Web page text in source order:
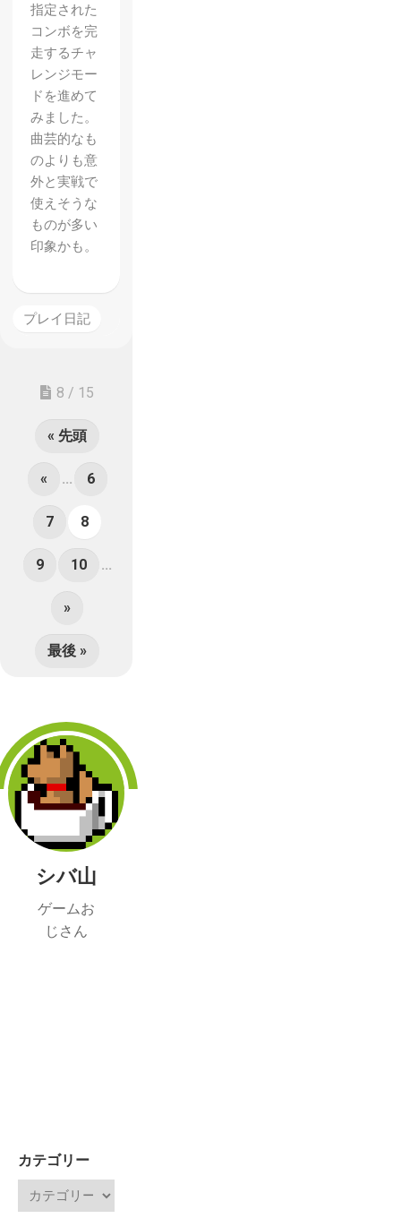
指定された
コンボを完
走するチャ
レンジモー
ドを進めて
みました。
曲芸的なも
のよりも意
外と実戦で
使えそうな
ものが多い
印象かも。
プレイ日記
8 / 15
« 先頭
« ... 6
7 8
9 10 ...
»
最後 »
シバ山
ゲームお
じさん
カテゴリー